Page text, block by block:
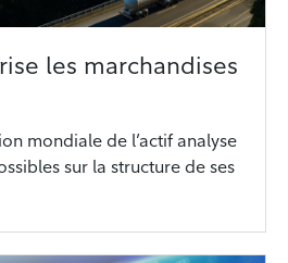
les marchandises
mondiale de l’actif analyse
sur la structure de ses